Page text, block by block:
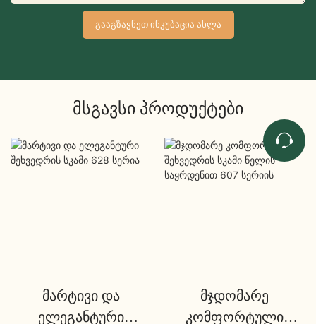
ᲒᲐᲐᲒᲖᲐᲕᲜᲔᲗ ᲘᲜᲙᲣᲑᲐᲪᲘᲐ ᲐᲮᲚᲐ
Მსგავსი Პროდუქტები
მარტივი და
ელეგანტური
მჯდომარე
კომფორტული